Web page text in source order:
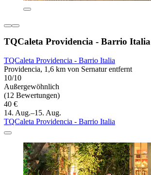
TQCaleta Providencia - Barrio Italia
TQCaleta Providencia - Barrio Italia
Providencia, 1,6 km von Sernatur entfernt
10/10
Außergewöhnlich
(12 Bewertungen)
40 €
14. Aug.–15. Aug.
TQCaleta Providencia - Barrio Italia